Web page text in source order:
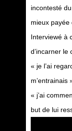
incontesté
mieux payée
Interviewé à
d’incarner le
« je l’ai
m’entrainais
« j’ai
but de lui